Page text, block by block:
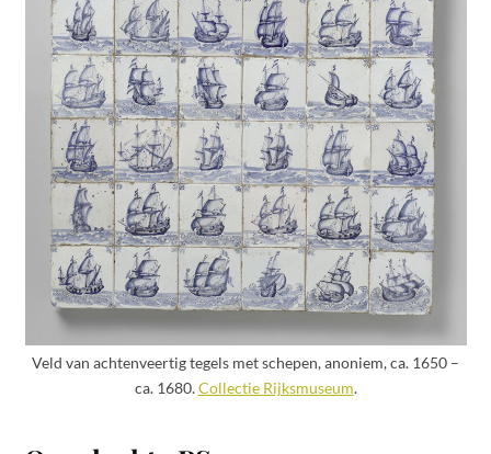
Veld van achtenveertig tegels met schepen, anoniem, ca. 1650 –
ca. 1680.Collectie Rijksmuseum.